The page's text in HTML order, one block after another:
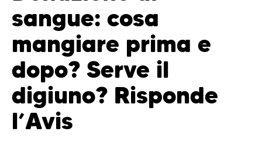
sangue: cosa
mangiare prima e
dopo? Serve il
digiuno? Risponde
l’Avis